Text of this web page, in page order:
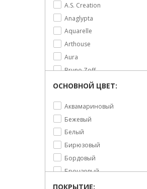
A.S. Creation
Anaglypta
Aquarelle
Arthouse
Aura
Bruno Zoff
Carl Robinson
Caselio
Cristiana Masi
Dandino
Decoprint NV
Holden Dеcor
ICH
KT Exclusive
ОСНОВНОЙ ЦВЕТ:
Аквамариновый
Бежевый
Белый
Бирюзовый
Бордовый
Бронзовый
Ванильный
ПОКРЫТИЕ: